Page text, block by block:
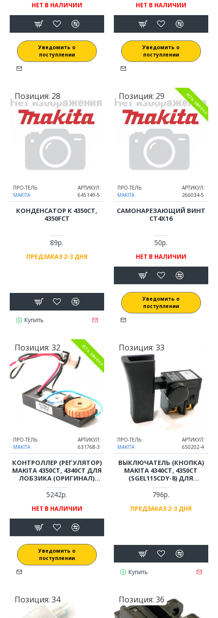
НЕТ В НАЛИЧИИ
Уведомить о
поступлении
НЕТ В НАЛИЧИИ
Уведомить о
поступлении
Позиция: 28
ПРО-ТЕЛЬ:
MAKITA
АРТИКУЛ:
645149-5
КОНДЕНСАТОР К 4350CT,
4350FCT
89р.
ПРЕДЗАКАЗ 2-3 ДНЯ
Купить
Позиция: 29 есть замена
ПРО-ТЕЛЬ:
MAKITA
АРТИКУЛ:
266034-5
САМОНАРЕЗАЮЩИЙ ВИНТ
CT4Х16
50р.
НЕТ В НАЛИЧИИ
Уведомить о
поступлении
Позиция: 32 есть замена
ПРО-ТЕЛЬ:
MAKITA
АРТИКУЛ:
631768-3
КОНТРОЛЛЕР (РЕГУЛЯТОР)
MAKITA 4350СТ, 4340СТ ДЛЯ
ЛОБЗИКА (ОРИГИНАЛ)
631768-3
5242р.
НЕТ В НАЛИЧИИ
Уведомить о
поступлении
Позиция: 33
ПРО-ТЕЛЬ:
MAKITA
АРТИКУЛ:
650202-4
ВЫКЛЮЧАТЕЛЬ (КНОПКА)
MAKITA 4340CT, 4350CT
(SGEL115CDY-8) ДЛЯ
ЛОБЗИКА (ОРИГИНАЛ)
650202-4
796р.
ПРЕДЗАКАЗ 2-3 ДНЯ
Купить
Позиция: 34 Позиция: 36